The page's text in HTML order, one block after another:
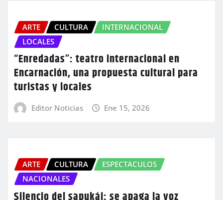
ARTE CULTURA
INTERNACIONAL
LOCALES
“Enredadas”: teatro internacional en
Encarnación, una propuesta cultural para
turistas y locales
Editor Noticias Ene 15, 2026
ARTE CULTURA
ESPECTACULOS
NACIONALES